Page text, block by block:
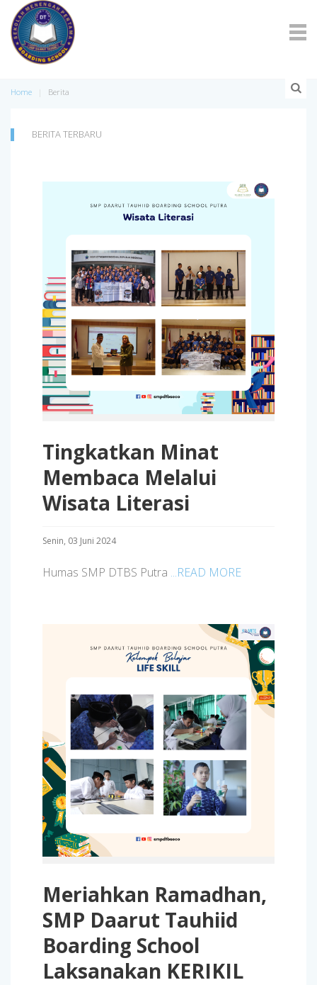
Home Berita
BERITA TERBARU
Tingkatkan Minat
Membaca Melalui
Wisata Literasi
Senin, 03 Juni 2024
Humas SMP DTBS Putra ...READ MORE
Meriahkan Ramadhan,
SMP Daarut Tauhiid
Boarding School
Laksanakan KERIKIL